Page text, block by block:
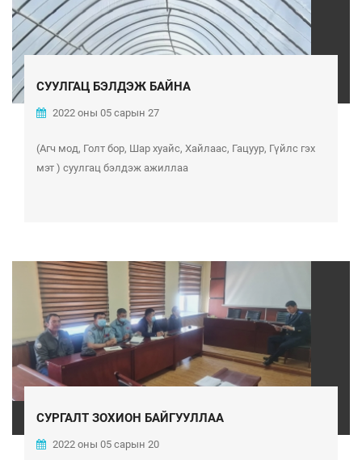
СУУЛГАЦ БЭЛДЭЖ БАЙНА
2022 оны 05 сарын 27
(Агч мод, Голт бор, Шар хуайс, Хайлаас, Гацуур, Гүйлс гэх
мэт ) суулгац бэлдэж ажиллаа
СУРГАЛТ ЗОХИОН БАЙГУУЛЛАА
2022 оны 05 сарын 20